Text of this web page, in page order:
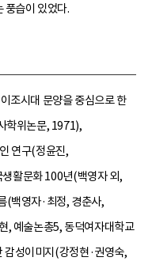
풍습이 있었다.
시대 문양을 중심으로 한
학위논문, 1971),
연구(정윤진,
활문화 100년(백영자 외,
(백영자·최정, 경춘사,
, 예술논총5, 동덕여자대학교
감성이미지(강정현·권영숙,